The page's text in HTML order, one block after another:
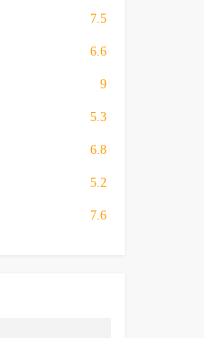
7.5
6.6
9
5.3
6.8
5.2
7.6